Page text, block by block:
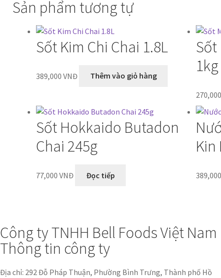
Sản phẩm tương tự
Sốt Kim Chi Chai 1.8L
389,000 VNĐ Thêm vào giỏ hàng
Sốt
1kg
Sốt Hokkaido Butadon
Chai 245g
77,000 VNĐ Đọc tiếp
Kin
Công ty TNHH Bell Foods Việt Nam
Thông tin công ty
Địa chỉ: 292 Đỗ Pháp Thuận, Phường Bình Trưng, Thành phố Hồ